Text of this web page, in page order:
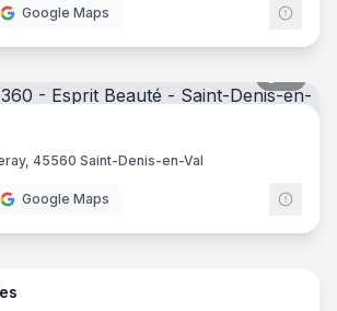
Google Maps
45560 Saint-Denis-en-Val
Google Maps
13